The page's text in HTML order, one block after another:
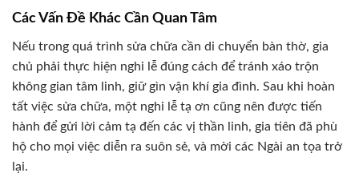
Các Vấn Đề Khác Cần Quan Tâm
Nếu trong quá trình sửa chữa cần di chuyển bàn thờ, gia
chủ phải thực hiện nghi lễ đúng cách để tránh xáo trộn
không gian tâm linh, giữ gìn vận khí gia đình. Sau khi hoàn
tất việc sửa chữa, một nghi lễ tạ ơn cũng nên được tiến
hành để gửi lời cảm tạ đến các vị thần linh, gia tiên đã phù
hộ cho mọi việc diễn ra suôn sẻ, và mời các Ngài an tọa trở
lại.